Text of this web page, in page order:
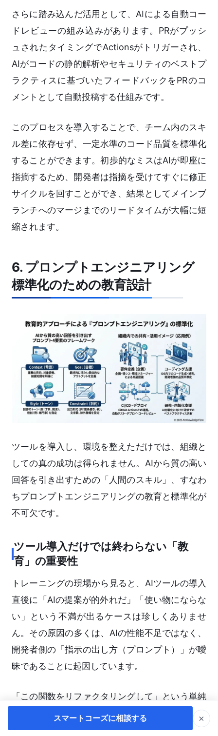
さらに踏み込んだ活用として、AIによる自動コー
ドレビューの組み込みがあります。PRがプッシ
ュされたタイミングでActionsがトリガーされ、
AIがコードの静的解析やセキュリティのベストプ
ラクティスに基づいたフィードバックをPRのコ
メントとして自動投稿する仕組みです。
このプロセスを導入することで、チーム内のスキ
ル差に依存せず、一定水準のコード品質を標準化
することができます。初歩的なミスはAIが即座に
指摘するため、開発者は指摘を受けてすぐに修正
サイクルを回すことができ、結果としてメインブ
ランチへのマージまでのリードタイムが大幅に短
縮されます。
6. プロンプトエンジニアリング
標準化のための教育設計
ツールを導入し、環境を整えただけでは、組織と
しての真の成功は得られません。AIから質の高い
回答を引き出すための「人間のスキル」、すなわ
ちプロンプトエンジニアリングの教育と標準化が
不可欠です。
ツール導入だけでは終わらない「教
育」の重要性
トレーニングの現場から見ると、AIツールの導入
直後に「AIの提案が的外れだ」「使い物にならな
い」という不満が出るケースは珍しくありませ
ん。その原因の多くは、AIの性能不足ではなく、
開発者側の「指示の出し方（プロンプト）」が曖
昧であることに起因しています。
「この関数をリファクタリングして」という単純
な指示では、AIはどのような方針で修正すべきか
判断できません。組織全体でAIリテラシーを底上
スマートコーズに相談する ×